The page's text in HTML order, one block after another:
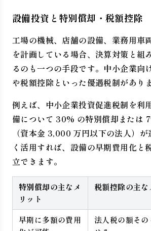
設備投資と特別償却・税額控除
工場の機械、店舗の設備、業務用車
を計画している場合、決算対策と組
るのも一つの手段です。中小企業向
や税額控除といった優遇税制があり
例えば、中小企業投資促進税制を利
備について 30% の特別償却または
（資本金 3,000 万円以下の法人）
く活用すれば、設備の早期費用化と
立できます。
特別償却の主なメ
リット
税額控除の主な
早期に多額の費用
法人税の額そ